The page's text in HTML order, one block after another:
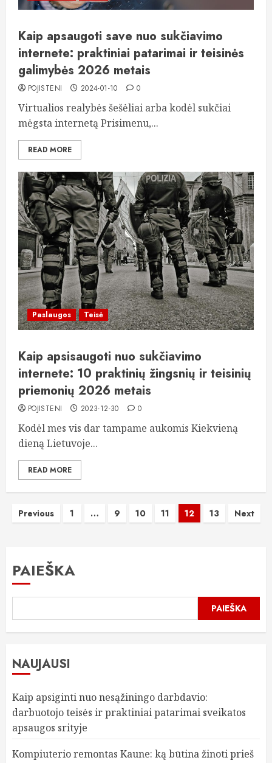
Kaip apsaugoti save nuo sukčiavimo
internete: praktiniai patarimai ir teisinės
galimybės 2026 metais
POJISTENI 2024-01-10 0
Virtualios realybės šešėliai arba kodėl sukčiai
mėgsta internetą Prisimenu,...
READ MORE
Paslaugos Teisė
Kaip apsisaugoti nuo sukčiavimo
internete: 10 praktinių žingsnių ir teisinių
priemonių 2026 metais
POJISTENI 2023-12-30 0
Kodėl mes vis dar tampame aukomis Kiekvieną
dieną Lietuvoje...
READ MORE
Įrašų
Previous 1 … 9 10 11 12 13 Next
PAIEŠKA
PAIEŠKA
NAUJAUSI
Kaip apsiginti nuo nesąžiningo darbdavio:
darbuotojo teisės ir praktiniai patarimai sveikatos
apsaugos srityje
Kompiuterio remontas Kaune: ką būtina žinoti prieš